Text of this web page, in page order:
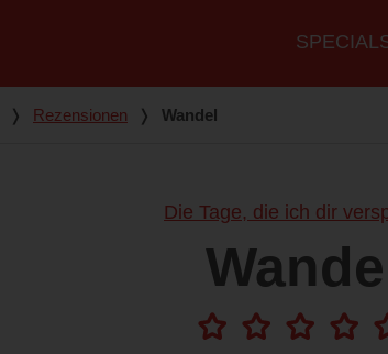
Hauptmenü
❭ Rezensionen ❭ Wandel
Die Tage, die ich dir